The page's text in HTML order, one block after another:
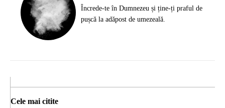
Încrede-te în Dumnezeu și ține-ți praful de
pușcă la adăpost de umezeală.
Cele mai citite